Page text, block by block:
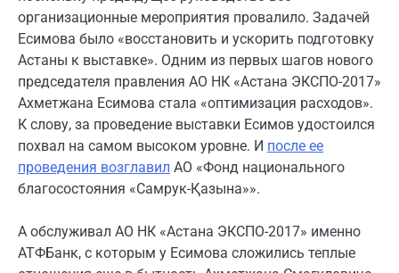
организационные мероприятия провалило. Задачей
Есимова было «восстановить и ускорить подготовку
Астаны к выставке». Одним из первых шагов нового
председателя правления АО НК «Астана ЭКСПО-2017»
Ахметжана Есимова стала «оптимизация расходов».
К слову, за проведение выставки Есимов удостоился
похвал на самом высоком уровне. И после ее
проведения возглавил АО «Фонд национального
благосостояния «Самрук-Қазына»».
А обслуживал АО НК «Астана ЭКСПО-2017» именно
АТФБанк, с которым у Есимова сложились теплые